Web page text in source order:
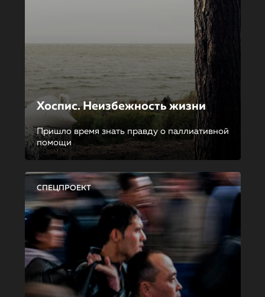
Хоспис. Неизбежность жизни
Пришло время знать правду о паллиативной
помощи
СПЕЦПРОЕКТ